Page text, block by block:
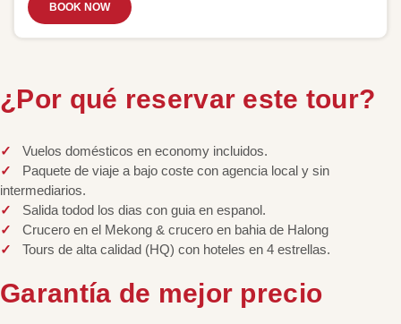
BOOK NOW
¿Por qué reservar este tour?
Vuelos domésticos en economy incluidos.
Paquete de viaje a bajo coste con agencia local y sin
intermediarios.
Salida todod los dias con guia en espanol.
Crucero en el Mekong & crucero en bahia de Halong
Tours de alta calidad (HQ) con hoteles en 4 estrellas.
Garantía de mejor precio